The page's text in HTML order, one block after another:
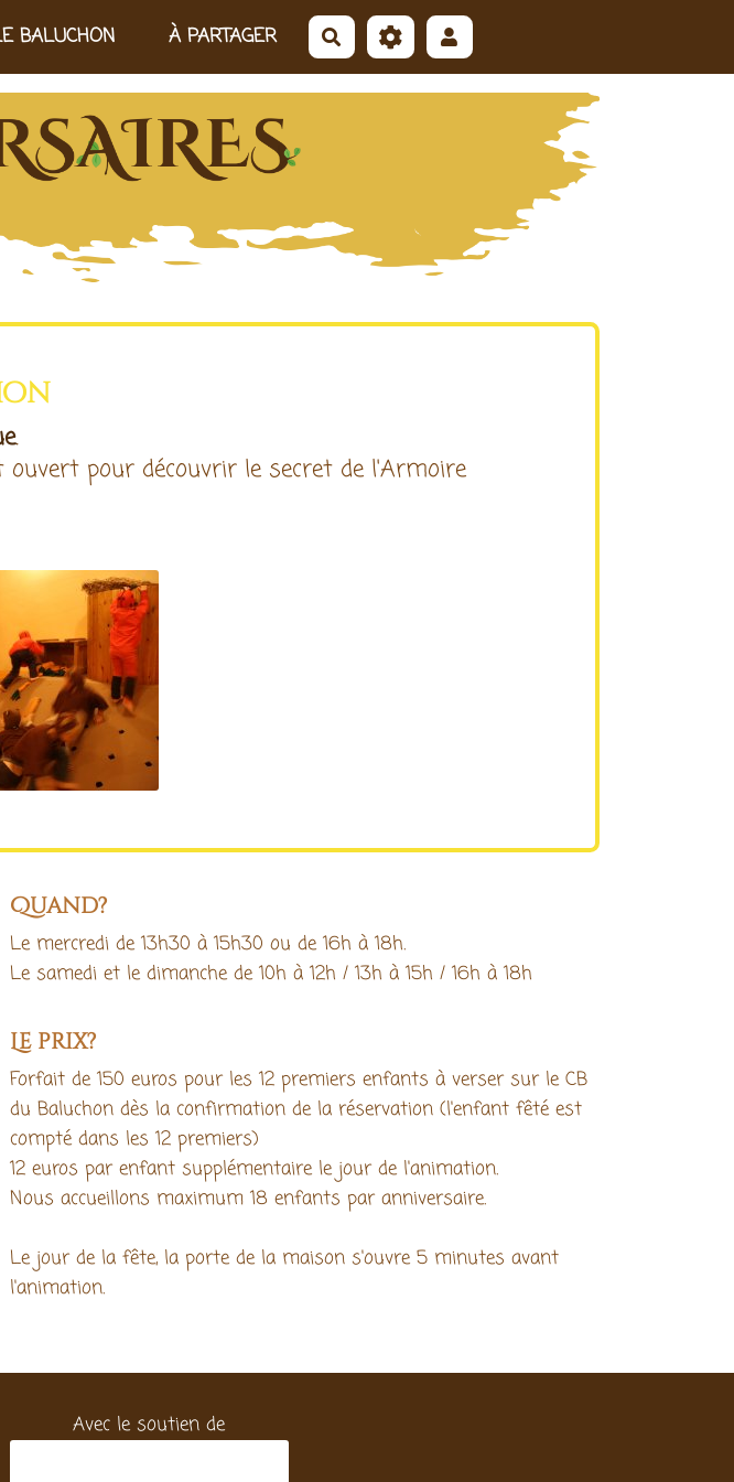
BALUCHON À PARTAGER Rechercher
.
pour découvrir le secret de l'Armoire
Quand?
Le mercredi de 13h30 à 15h30 ou de 16h à 18h.
Le samedi et le dimanche de 10h à 12h / 13h à 15h / 16h à 18h
Le prix?
Forfait de 150 euros pour les 12 premiers enfants à verser sur le CB
du Baluchon dès la confirmation de la réservation (l'enfant fêté est
compté dans les 12 premiers)
12 euros par enfant supplémentaire le jour de l'animation.
Nous accueillons maximum 18 enfants par anniversaire.
Le jour de la fête, la porte de la maison s'ouvre 5 minutes avant
l'animation.
Avec le soutien de